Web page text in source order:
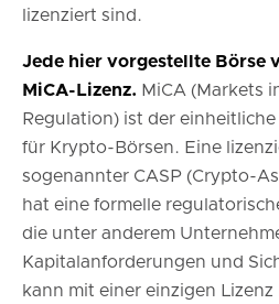
lizenziert sind.
Jede hier vorgestellte Börse
MiCA-Lizenz. MiCA (Markets
Regulation) ist der
für Krypto-Börsen. Eine
sogenannter CASP (Crypto-
hat eine formelle
die unter anderem
Kapitalanforderungen und
kann mit einer einzigen